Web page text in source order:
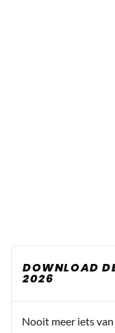
DOWNLOAD
2026
Nooit meer iets